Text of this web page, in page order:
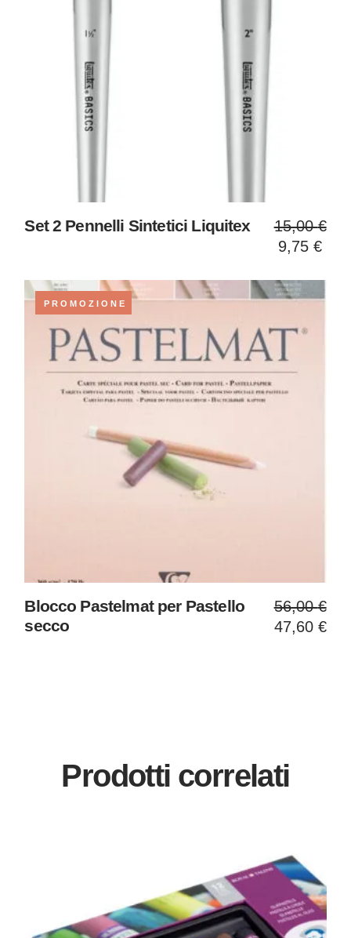
Set 2 Pennelli Sintetici Liquitex 15,00€
Il
prezzo
15,00
9,75€
Il
prezzo
attuale
9,75 €.
PROMOZIONE
Blocco Pastelmat per Pastello
secco
56,00€
Il
prezzo
47,60 €
Il
prezzo
attuale
Prodotti correlati